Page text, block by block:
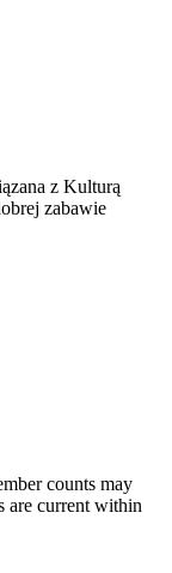
z Kulturą
zabawie
counts may
are current within